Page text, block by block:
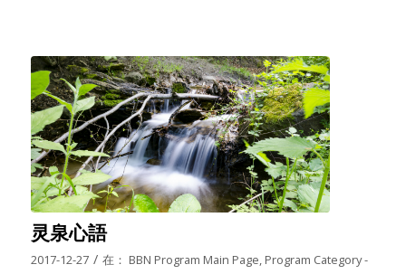
灵泉心語
2017-12-27 / 在： BBN Program Main Page, Program Category -